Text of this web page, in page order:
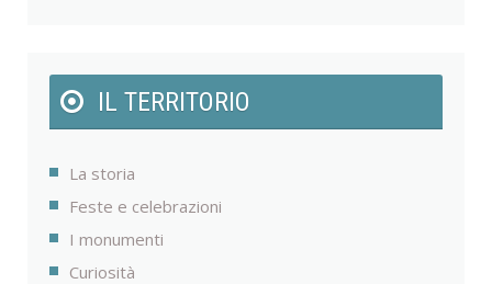
IL TERRITORIO
La storia
Feste e celebrazioni
I monumenti
Curiosità